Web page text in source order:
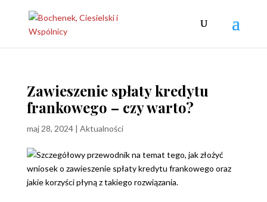
Zawieszenie spłaty kredytu
frankowego – czy warto?
maj 28, 2024| Aktualności